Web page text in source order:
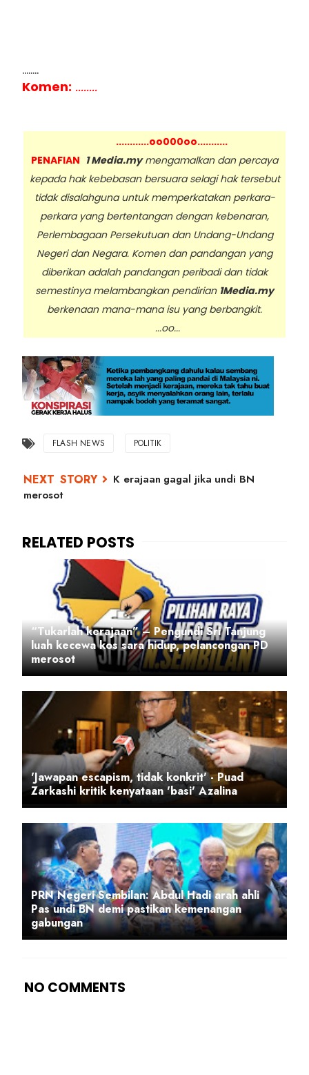
........
Komen: ........
............oo000oo...........
PENAFIAN 1 Media.mymengamalkan dan percaya
kepada hak kebebasan bersuara selagi hak tersebut
tidak disalahguna untuk memperkatakan perkara-
perkara yang bertentangan dengan kebenaran,
Perlembagaan Persekutuan dan Undang-Undang
Negeri dan Negara. Komen dan pandangan yang
diberikan adalah pandangan peribadi dan tidak
semestinya melambangkan pendirian 1Media.my
berkenaan mana-mana isu yang berbangkit.
...oo...
FLASH NEWS POLITIK
K erajaan gagal jika undi BN
merosot
“Tukarlah kerajaan” – Pengundi Sri Tanjung
luah kecewa kos sara hidup, pelancongan PD
merosot
'Jawapan escapism, tidak konkrit' - Puad
Zarkashi kritik kenyataan 'basi' Azalina
PRN Negeri Sembilan: Abdul Hadi arah ahli
Pas undi BN demi pastikan kemenangan
gabungan
NO COMMENTS